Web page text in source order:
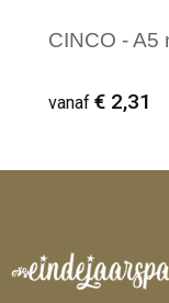
CINCO - A5
vanaf € 2,31